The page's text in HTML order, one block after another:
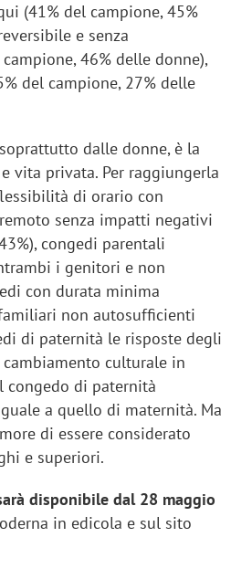
(41% del campione, 45%
e senza
46% delle donne),
del campione, 27% delle
dalle donne, è la
vita privata. Per raggiungerla
di orario con
senza impatti negativi
congedi parentali
i genitori e non
con durata minima
non autosufficienti
di paternità le risposte degli
culturale in
congedo di paternità
a quello di maternità. Ma
di essere considerato
e superiori.
disponibile dal 28 maggio
in edicola e sul sito